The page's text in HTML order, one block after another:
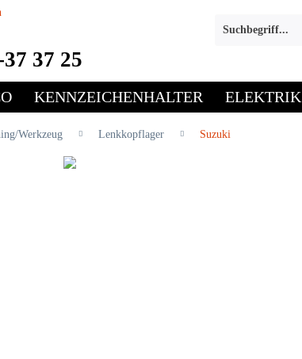
37 25
KENNZEICHENHALTER ELEKTRIK
Werkzeug Lenkkopflager Suzuki